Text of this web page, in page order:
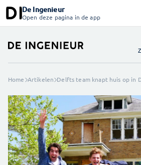
De Ingenieur
Open deze pagina in de app
Home Artikelen Delfts team knapt huis op in